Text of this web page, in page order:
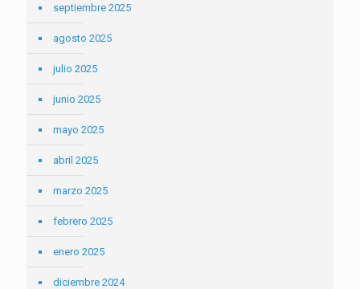
septiembre 2025
agosto 2025
julio 2025
junio 2025
mayo 2025
abril 2025
marzo 2025
febrero 2025
enero 2025
diciembre 2024